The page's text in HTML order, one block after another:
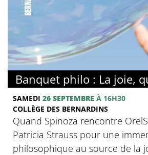
Banquet philo : La joie,
SAMEDI 26 SEPTEMBRE À 16H30
COLLÈGE DES BERNARDINS
Quand Spinoza rencontre
Patricia Strauss pour une
philosophique au source de la